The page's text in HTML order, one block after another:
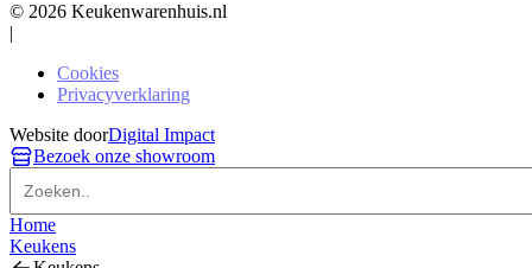
© 2026 Keukenwarenhuis.nl
|
Cookies
Privacyverklaring
Website doorDigital Impact
Bezoek onze showroom
Home
Keukens